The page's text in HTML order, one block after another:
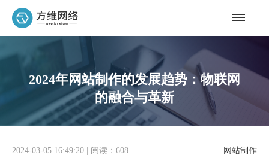
2024年网站制作的发展趋势：物联网
的融合与革新
网站制作
2024-03-05 16:49:20 阅读：608